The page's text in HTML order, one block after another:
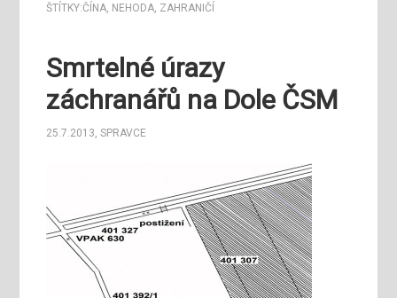
ŠTÍTKY:ČÍNA, NEHODA, ZAHRANIČÍ
Smrtelné úrazy
záchranářů na Dole ČSM
25.7.2013,SPRAVCE